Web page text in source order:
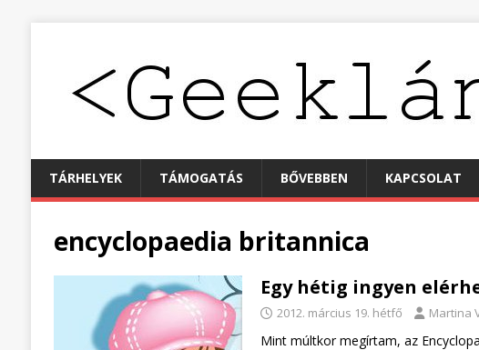
TÁRHELYEK TÁMOGATÁS BŐVEBBEN KAPCSOLAT
encyclopaedia britannica
Egy hétig ingyen
2012. március 19. hétfő Martina
Mint múltkor megírtam, az